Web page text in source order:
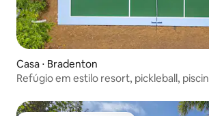
Casa ⋅ Bradenton
Refúgio em estilo resort, pickleball,